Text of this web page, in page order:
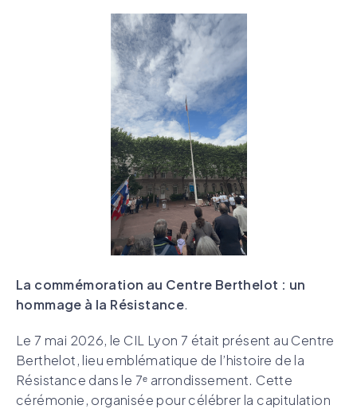
La commémoration au Centre Berthelot : un
hommage à la Résistance.
Le 7 mai 2026, le CIL Lyon 7 était présent au Centre
Berthelot, lieu emblématique de l’histoire de la
Résistance dans le 7ᵉ arrondissement. Cette
cérémonie, organisée pour célébrer la capitulation